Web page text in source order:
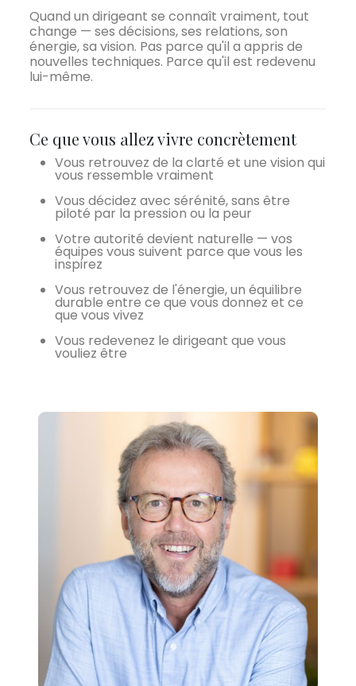
Quand un dirigeant se connaît vraiment, tout
change — ses décisions, ses relations, son
énergie, sa vision. Pas parce qu'il a appris de
nouvelles techniques. Parce qu'il est redevenu
lui-même.
Ce que vous allez vivre concrètement
Vous retrouvez de la clarté et une vision qui
vous ressemble vraiment
Vous décidez avec sérénité, sans être
piloté par la pression ou la peur
Votre autorité devient naturelle — vos
équipes vous suivent parce que vous les
inspirez
Vous retrouvez de l'énergie, un équilibre
durable entre ce que vous donnez et ce
que vous vivez
Vous redevenez le dirigeant que vous
vouliez être